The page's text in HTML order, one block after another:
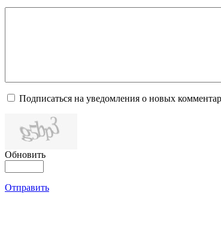
Подписаться на уведомления о новых
Обновить
Отправить